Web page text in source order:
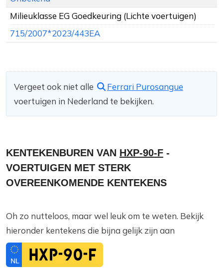
Milieuklasse EG Goedkeuring (Lichte voertuigen)
715/2007*2023/443EA
Vergeet ook niet alle
Ferrari Purosangue
voertuigen in Nederland te bekijken.
KENTEKENBUREN VAN HXP-90-F -
VOERTUIGEN MET STERK
OVEREENKOMENDE KENTEKENS
Oh zo nutteloos, maar wel leuk om te weten. Bekijk
hieronder kentekens die bijna gelijk zijn aan
HXP-90-F